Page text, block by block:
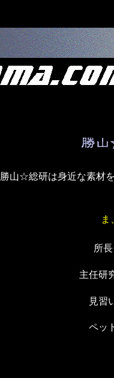
勝山☆総研は身近な素材
ま
所長
主任研
見習
ペッ